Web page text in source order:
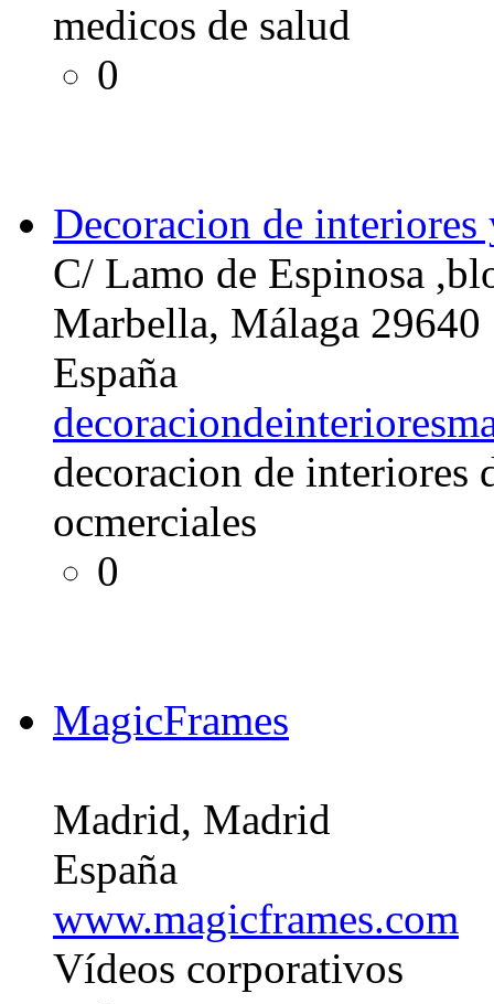
medicos de salud
0
Decoracion de interiores
C/ Lamo de Espinosa
Marbella, Málaga 29640
España
decoracion de interiores
ocmerciales
0
MagicFrames
Madrid, Madrid
España
www.magicframes.com
Vídeos corporativos